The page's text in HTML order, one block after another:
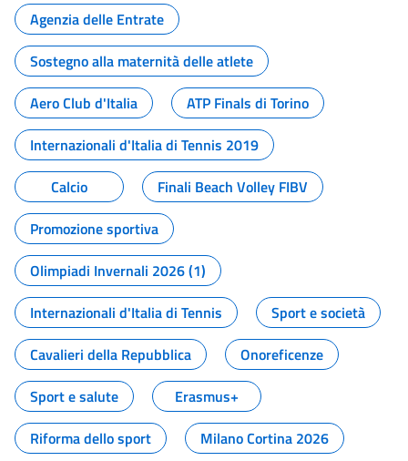
Agenzia delle Entrate
Sostegno alla maternità delle atlete
Aero Club d'Italia
ATP Finals di Torino
Internazionali d'Italia di Tennis 2019
Calcio
Finali Beach Volley FIBV
Promozione sportiva
Olimpiadi Invernali 2026 (1)
Internazionali d'Italia di Tennis
Sport e società
Cavalieri della Repubblica
Onoreficenze
Sport e salute
Erasmus+
Riforma dello sport
Milano Cortina 2026